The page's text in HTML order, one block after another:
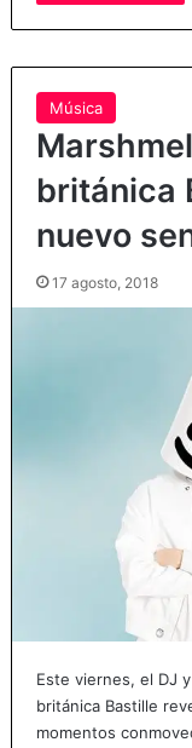
Música
británica
nuevo
17 agosto, 2018
Este viernes, el DJ
británica Bastille
momentos